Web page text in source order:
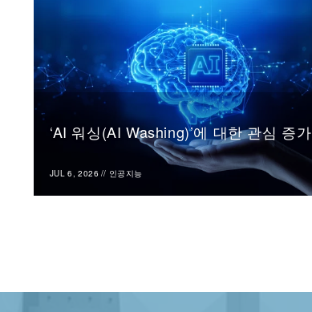
‘AI 워싱(AI Washing)’에 대한 관심 증가
JUL 6, 2026 // 인공지능